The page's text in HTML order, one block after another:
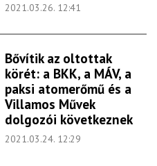
2021.03.26. 12:41
Bővítik az oltottak
körét: a BKK, a MÁV, a
paksi atomerőmű és a
Villamos Művek
dolgozói következnek
2021.03.24. 12:29